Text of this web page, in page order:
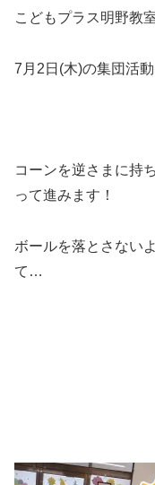
こどもプラス明野教
7月2日(木)の集団活
コーンを逆さまに持
って進みます！
ボールを落とさない
て…